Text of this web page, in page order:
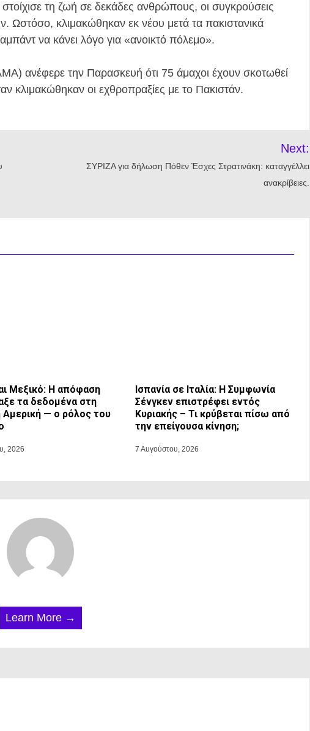
τη ζωή σε δεκάδες ανθρώπους, οι συγκρούσεις
Ωστόσο, κλιμακώθηκαν εκ νέου μετά τα πακιστανικά
να κάνει λόγο για «ανοικτό πόλεμο».
ανέφερε την Παρασκευή ότι 75 άμαχοι έχουν σκοτωθεί
κλιμακώθηκαν οι εχθροπραξίες με το Πακιστάν.
Next:
ΣΥΡΙΖΑ για δήλωση Πόθεν Έσχες Στρατινάκη: καταγγέλλει
ανακρίβειες.
Μεξικό: Η απόφαση
τα δεδομένα στη
Αμερική — ο ρόλος του
2026
Ισπανία σε Ιταλία: Η Συμφωνία
Σένγκεν επιστρέφει εντός
Κυριακής – Τι κρύβεται πίσω από
την επείγουσα κίνηση;
7 Αυγούστου, 2026
Learn More →